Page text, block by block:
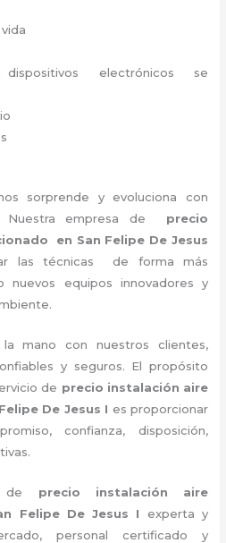
electrónicos se
sorprende y evoluciona con
Nuestra empresa de precio
en San Felipe De Jesus
las técnicas de forma más
nuevos equipos innovadores y
mano con nuestros clientes,
y seguros. El propósito
de precio instalación aire
De Jesus I es proporcionar
confianza, disposición,
de precio instalación aire
Felipe De Jesus I experta y
personal certificado y